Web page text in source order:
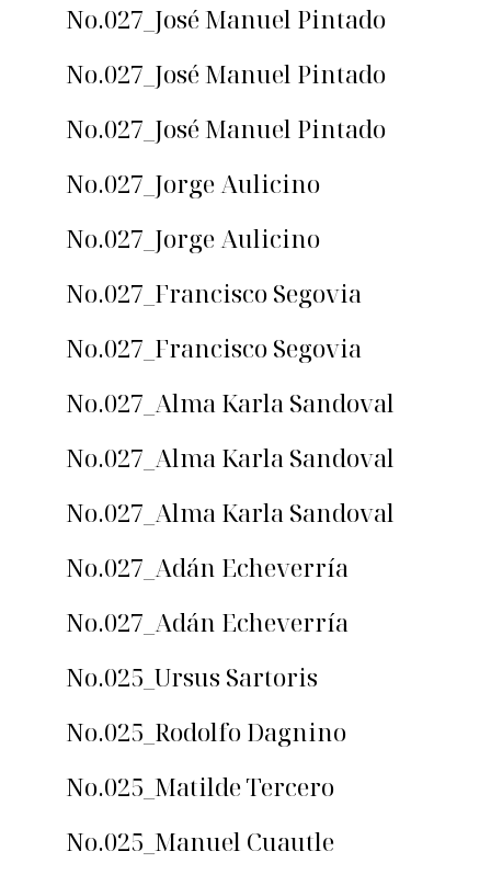
No.027_José Manuel Pintado
No.027_José Manuel Pintado
No.027_José Manuel Pintado
No.027_Jorge Aulicino
No.027_Jorge Aulicino
No.027_Francisco Segovia
No.027_Francisco Segovia
No.027_Alma Karla Sandoval
No.027_Alma Karla Sandoval
No.027_Alma Karla Sandoval
No.027_Adán Echeverría
No.027_Adán Echeverría
No.025_Ursus Sartoris
No.025_Rodolfo Dagnino
No.025_Matilde Tercero
No.025_Manuel Cuautle